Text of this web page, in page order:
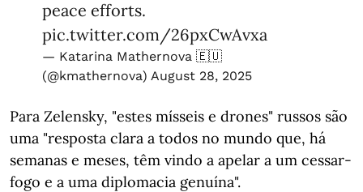
peace efforts.
pic.twitter.com/26pxCwAvxa
— Katarina Mathernova 🇪🇺
(@kmathernova) August 28, 2025
Para Zelensky, "estes mísseis e drones" russos são
uma "resposta clara a todos no mundo que, há
semanas e meses, têm vindo a apelar a um cessar-
fogo e a uma diplomacia genuína".